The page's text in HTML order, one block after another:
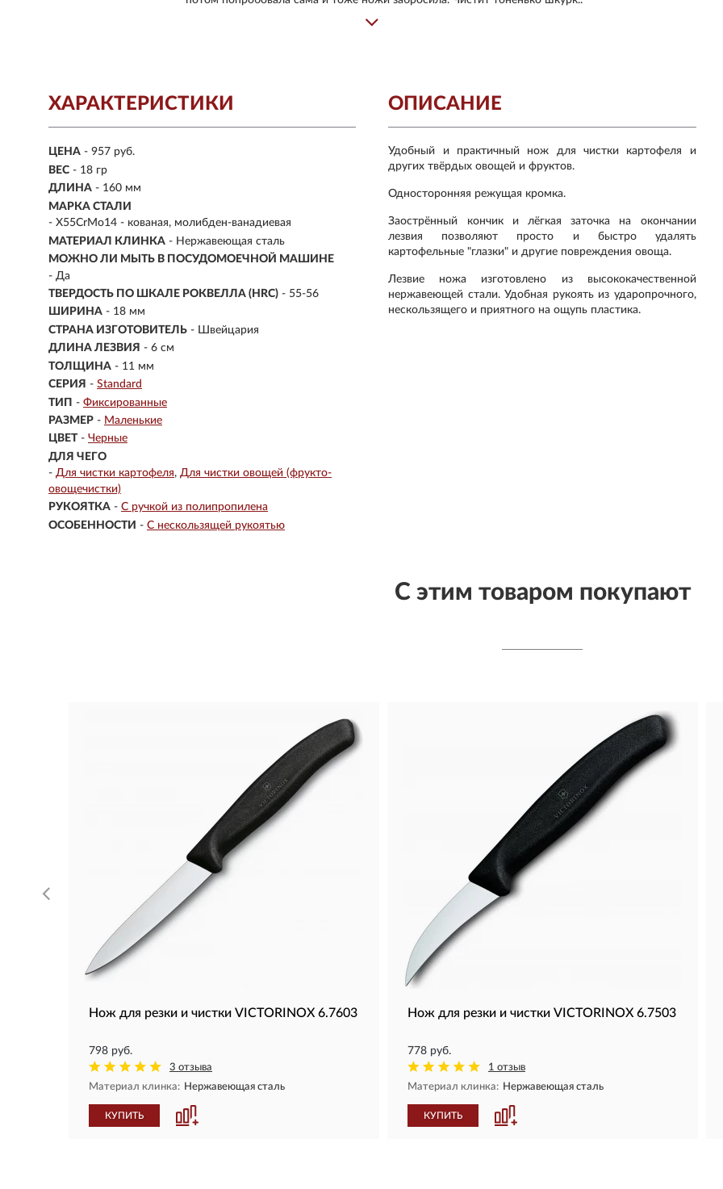
ХАРАКТЕРИСТИКИ
ЦЕНА - 957 руб.
ВЕС - 18 гр
ДЛИНА - 160 мм
МАРКА СТАЛИ
- X55CrMo14 - кованая, молибден-ванадиевая
МАТЕРИАЛ КЛИНКА - Нержавеющая сталь
МОЖНО ЛИ МЫТЬ В ПОСУДОМОЕЧНОЙ МАШИНЕ
- Да
ТВЕРДОСТЬ ПО ШКАЛЕ РОКВЕЛЛА (HRC) - 55-56
ШИРИНА - 18 мм
СТРАНА ИЗГОТОВИТЕЛЬ - Швейцария
ДЛИНА ЛЕЗВИЯ - 6 см
ТОЛЩИНА - 11 мм
СЕРИЯ - Standard
ТИП - Фиксированные
РАЗМЕР - Маленькие
ЦВЕТ - Черные
ДЛЯ ЧЕГО
- Для чистки картофеля Для чистки овощей (фрукто-
овощечистки)
РУКОЯТКА - С ручкой из полипропилена
ОСОБЕННОСТИ - С нескользящей рукоятью
ОПИСАНИЕ
Удобный и практичный нож для чистки картофеля и
других твёрдых овощей и фруктов.
Односторонняя режущая кромка.
Заострённый кончик и лёгкая заточка на окончании
лезвия позволяют просто и быстро удалять
картофельные "глазки" и другие повреждения овоща.
Лезвие ножа изготовлено из высококачественной
нержавеющей стали. Удобная рукоять из ударопрочного,
нескользящего и приятного на ощупь пластика.
С этим товаром покупают
Нож для резки и чистки VICTORINOX 6.7603
798 руб.
3 отзыва
Материал клинка: Нержавеющая сталь
КУПИТЬ
Нож для резки и чистки VICTORINOX 6.7503
778 руб.
1 отзыв
Материал клинка: Нержавеющая сталь
КУПИТЬ